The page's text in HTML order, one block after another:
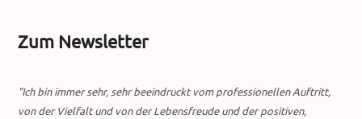
Zum Newsletter
"Ich bin immer sehr, sehr beeindruckt vom professionellen Auftritt,
von der Vielfalt und von der Lebensfreude und der positiven,